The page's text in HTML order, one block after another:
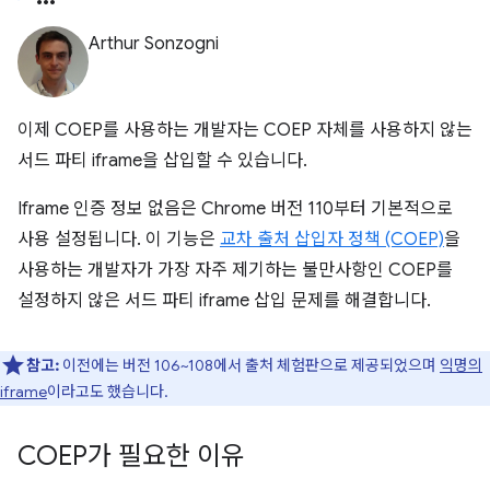
Arthur Sonzogni
이제 COEP를 사용하는 개발자는 COEP 자체를 사용하지 않는
서드 파티 iframe을 삽입할 수 있습니다.
Iframe 인증 정보 없음은 Chrome 버전 110부터 기본적으로
사용 설정됩니다. 이 기능은 교차 출처 삽입자 정책 (COEP)을
사용하는 개발자가 가장 자주 제기하는 불만사항인 COEP를
설정하지 않은 서드 파티 iframe 삽입 문제를 해결합니다.
참고: 이전에는 버전 106~108에서 출처 체험판으로 제공되었으며 익명의
iframe이라고도 했습니다.
COEP가 필요한 이유